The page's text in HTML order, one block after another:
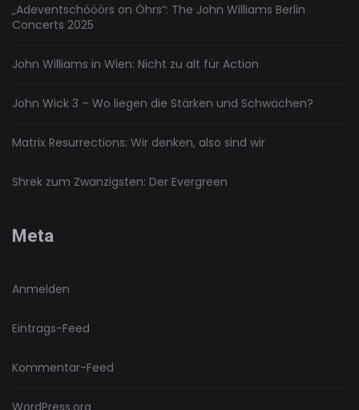
„Adeventschööörs on Öhrs“: The John Williams Berlin
Concerts 2025
John Williams in Wien: Nicht zu alt für Action
John Wick 3 – Wo liegen die Stärken und Schwächen?
Matrix Resurrections: Wir denken, also sind wir
Shrek zum Zwanzigsten: Der Evergreen
Meta
Anmelden
Eintrags-Feed
Kommentar-Feed
WordPress.org